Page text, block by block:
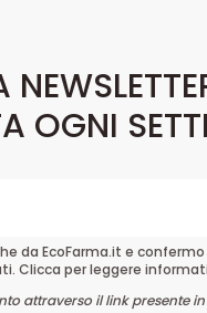
OGNI
da EcoFarma.it e
Clicca per leggere
attraverso il link presente